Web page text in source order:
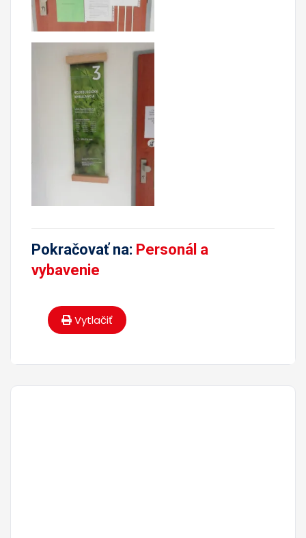
Pokračovať na: Personál a
vybavenie
Vytlačiť